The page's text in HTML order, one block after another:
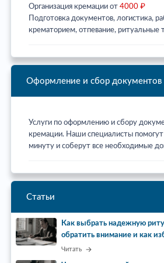
Организация кремации от 4000 ₽
Подготовка документов, логистика,
крематорием, отпевание, ритуальные
Оформление и сбор документов
Услуги по оформлению и сбору
кремации. Наши специалисты
минуту и соберут все необходимые
Статьи
Как выбрать надежную
обратить внимание и как
Читать